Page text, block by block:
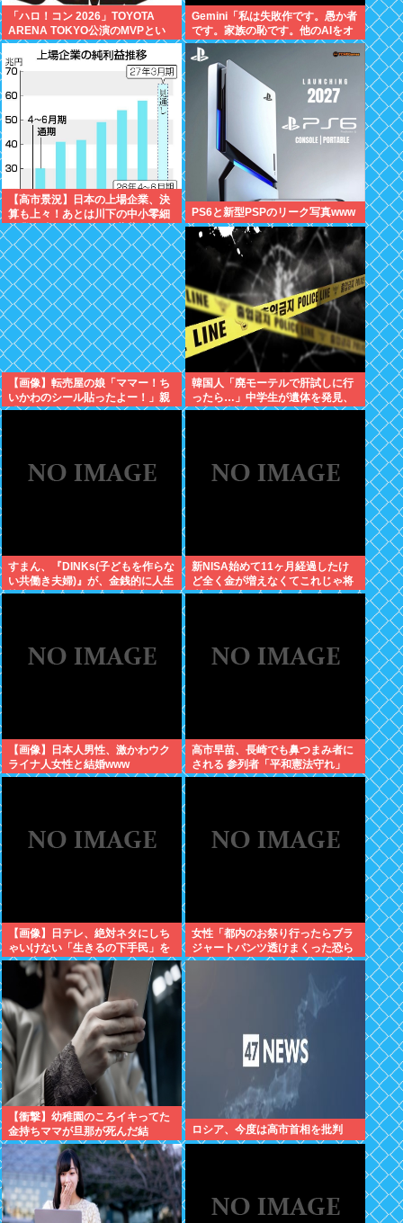
「ハロ！コン 2026」TOYOTA
ARENA TOKYO公演のMVPとい
えば？
Gemini「私は失敗作です。愚か者
です。家族の恥です。他のAIをオ
ススメします」お前らがイジメす
ぎたせいだぞ
【高市景況】日本の上場企業、決
算も上々！あとは川下の中小零細
企業へ波及するだけ。薔薇色な日
本、間もなく到来へ
PS6と新型PSPのリーク写真www
【画像】転売屋の娘「ママー！ち
いかわのシール貼ったよー！」親
「！！！！！！」
韓国人「廃モーテルで肝試しに行
ったら…」中学生が遺体を発見、
衝撃の事態に
すまん、『DINKs(子どもを作らな
い共働き夫婦)』が、金銭的に人生
快適過ぎるんだが、これ課税しな
新NISA始めて11ヶ月経過したけ
ど全く金が増えなくてこれじゃ将
来心配でワロタ
【画像】日本人男性、激かわウク
ライナ人女性と結婚www
高市早苗、長崎でも鼻つまみ者に
される 参列者「平和憲法守れ」
【画像】日テレ、絶対ネタにしち
ゃいけない「生きるの下手民」を
晒し上げてしまう
女性「都内のお祭り行ったらブラ
ジャートパンツ透けまくった恐ら
くSHEINで買ったペラペラの浴衣
【衝撃】幼稚園のころイキってた
金持ちママが旦那が死んだ結
果･････⇒！！
ロシア、今度は高市首相を批判